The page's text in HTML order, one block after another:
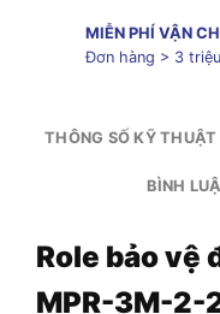
MIỄN PHÍ VẬN
Đơn hàng > 3 triệu
THÔNG SỐ KỸ THUẬT
BÌNH
Role bảo vệ
MPR-3M-2-